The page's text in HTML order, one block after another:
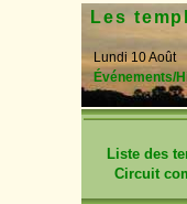
Les
Lundi 10 Août
Événements/
Liste des
Circuit